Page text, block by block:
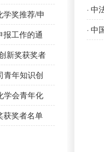
学奖推荐/申
报工作的通
新奖获奖者
青年知识创
学会青年化
获奖者名单
· 中
· 中